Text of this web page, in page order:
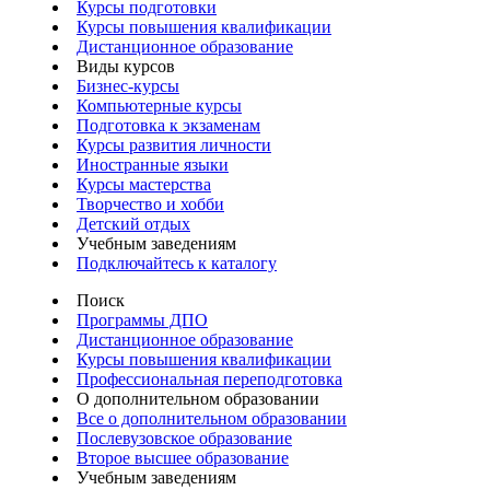
Курсы подготовки
Курсы повышения квалификации
Дистанционное образование
Виды курсов
Бизнес-курсы
Компьютерные курсы
Подготовка к экзаменам
Курсы развития личности
Иностранные языки
Курсы мастерства
Творчество и хобби
Детский отдых
Учебным заведениям
Подключайтесь к каталогу
Поиск
Программы ДПО
Дистанционное образование
Курсы повышения квалификации
Профессиональная переподготовка
О дополнительном образовании
Все о дополнительном образовании
Послевузовское образование
Второе высшее образование
Учебным заведениям